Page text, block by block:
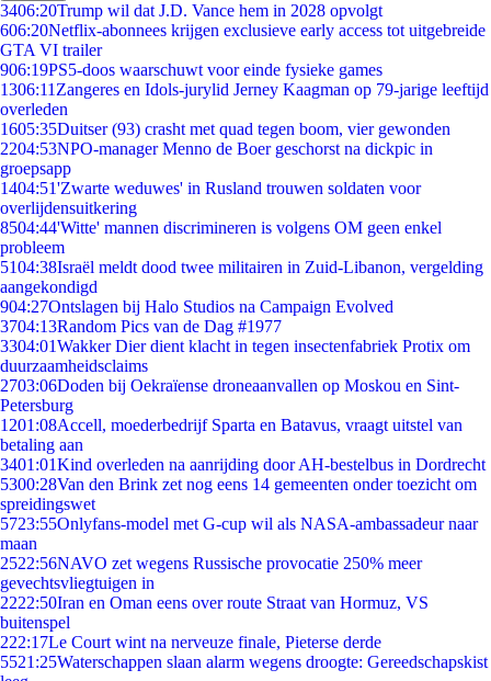
3406:20Trump wil dat J.D. Vance hem in 2028 opvolgt
606:20Netflix-abonnees krijgen exclusieve early access tot uitgebreide
GTA VI trailer
906:19PS5-doos waarschuwt voor einde fysieke games
1306:11 Zangeres en Idols-jurylid Jerney Kaagman op 79-jarige leeftijd
overleden
1605:35Duitser (93) crasht met quad tegen boom, vier gewonden
2204:53NPO-manager Menno de Boer geschorst na dickpic in
groepsapp
1404:51'Zwarte weduwes' in Rusland trouwen soldaten voor
overlijdensuitkering
8504:44'Witte' mannen discrimineren is volgens OM geen enkel
probleem
5104:38Israël meldt dood twee militairen in Zuid-Libanon, vergelding
aangekondigd
904:27Ontslagen bij Halo Studios na Campaign Evolved
3704:13Random Pics van de Dag #1977
3304:01Wakker Dier dient klacht in tegen insectenfabriek Protix om
duurzaamheidsclaims
2703:06Doden bij Oekraïense droneaanvallen op Moskou en Sint-
Petersburg
1201:08Accell, moederbedrijf Sparta en Batavus, vraagt uitstel van
betaling aan
3401:01Kind overleden na aanrijding door AH-bestelbus in Dordrecht
5300:28Van den Brink zet nog eens 14 gemeenten onder toezicht om
spreidingswet
5723:55Onlyfans-model met G-cup wil als NASA-ambassadeur naar
maan
2522:56NAVO zet wegens Russische provocatie 250% meer
gevechtsvliegtuigen in
2222:50Iran en Oman eens over route Straat van Hormuz, VS
buitenspel
222:17Le Court wint na nerveuze finale, Pieterse derde
5521:25Waterschappen slaan alarm wegens droogte: Gereedschapskist